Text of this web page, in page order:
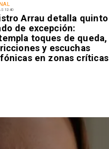
12:40
Arrau detalla quinto
de excepción:
toques de queda,
y escuchas
en zonas críticas